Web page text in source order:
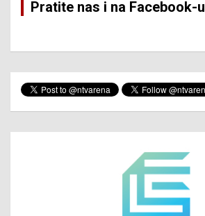
Pratite nas i na Facebook-u